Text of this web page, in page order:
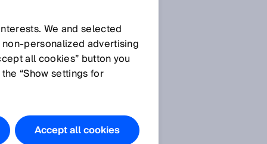
Alle Artikel
We and selected
advertising
all cookies” button you
“Show settings for
Accept all cookies